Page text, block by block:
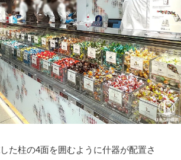
た柱の4面を囲むように什器が配置さ